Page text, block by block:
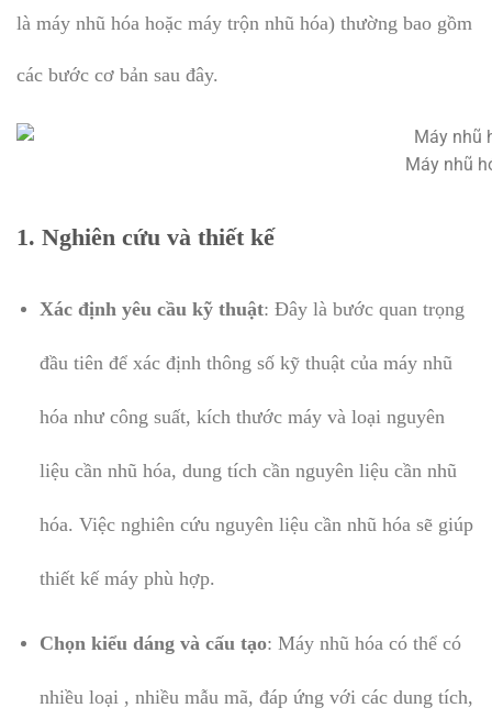
là máy nhũ hóa hoặc máy trộn nhũ hóa) thường bao gồm
các bước cơ bản sau đây.
Máy nhũ
1. Nghiên cứu và thiết kế
Xác định yêu cầu kỹ thuật: Đây là bước quan trọng
đầu tiên để xác định thông số kỹ thuật của máy nhũ
hóa như công suất, kích thước máy và loại nguyên
liệu cần nhũ hóa, dung tích cần nguyên liệu cần nhũ
hóa. Việc nghiên cứu nguyên liệu cần nhũ hóa sẽ giúp
thiết kế máy phù hợp.
Chọn kiểu dáng và cấu tạo: Máy nhũ hóa có thể có
nhiều loại , nhiều mẫu mã, đáp ứng với các dung tích,